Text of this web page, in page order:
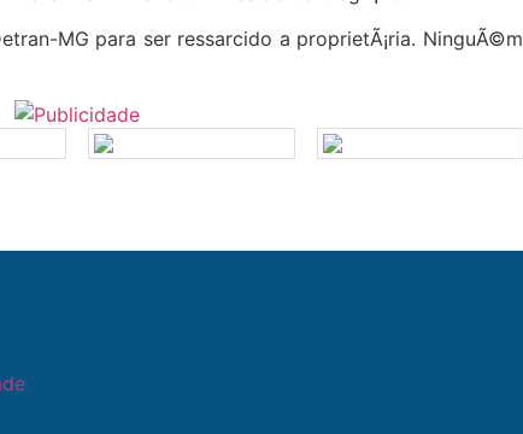
MG para ser ressarcido a proprietÃ¡ria. NinguÃ©m